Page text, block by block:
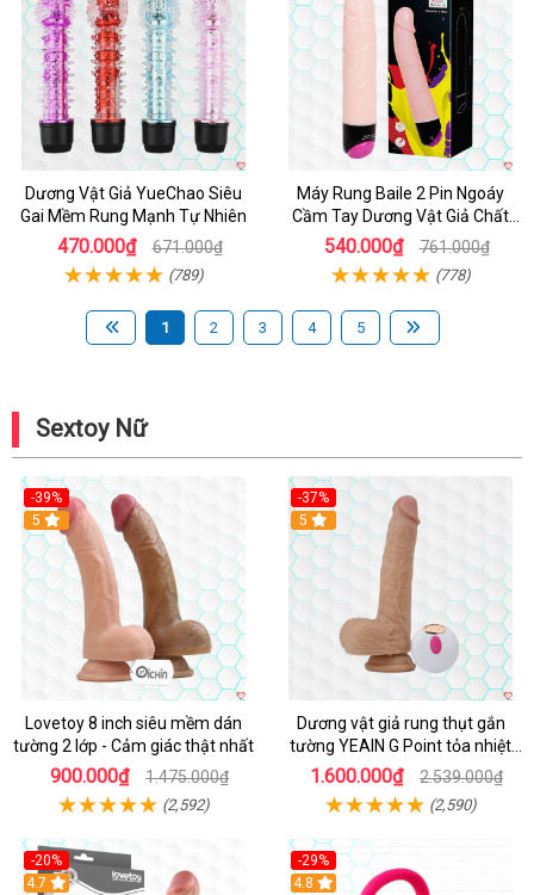
Dương Vật Giả YueChao Siêu
Gai Mềm Rung Mạnh Tự Nhiên
470.000₫ 671.000₫
(789)
Máy Rung Baile 2 Pin Ngoáy
Cầm Tay Dương Vật Giả Chất
Lượng
540.000₫ 761.000₫
(778)
1 2 3 4 5
Sextoy Nữ
-39%
Hot
5
Lovetoy 8 inch siêu mềm dán
tường 2 lớp - Cảm giác thật nhất
900.000₫ 1.475.000₫
(2,592)
-37%
5
Dương vật giả rung thụt gắn
tường YEAIN G Point tỏa nhiệt
điều khiển từ xa
1.600.000₫ 2.539.000₫
(2,590)
-20%
Hot
4.7
-29%
Hot
4.8